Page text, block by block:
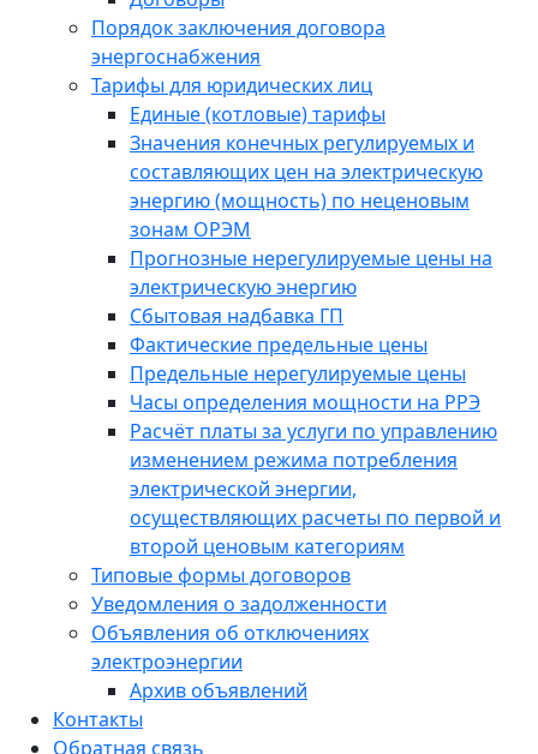
Порядок заключения договора
энергоснабжения
Тарифы для юридических лиц
Единые (котловые) тарифы
Значения конечных регулируемых и
составляющих цен на электрическую
энергию (мощность) по неценовым
зонам ОРЭМ
Прогнозные нерегулируемые цены на
электрическую энергию
Сбытовая надбавка ГП
Фактические предельные цены
Предельные нерегулируемые цены
Часы определения мощности на РРЭ
Расчёт платы за услуги по управлению
изменением режима потребления
электрической энергии,
осуществляющих расчеты по первой и
второй ценовым категориям
Типовые формы договоров
Уведомления о задолженности
Объявления об отключениях
электроэнергии
Архив объявлений
Контакты
Обратная связь